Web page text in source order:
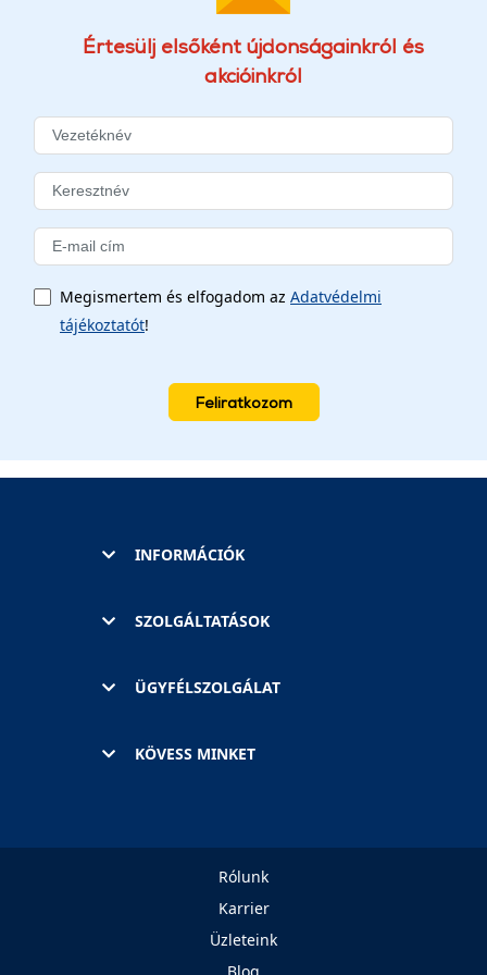
Értesülj elsőként újdonságainkról és
akcióinkról
Megismertem és elfogadom az Adatvédelmi
tájékoztatót!
Feliratkozom
INFORMÁCIÓK
SZOLGÁLTATÁSOK
ÜGYFÉLSZOLGÁLAT
KÖVESS MINKET
Rólunk
Karrier
Üzleteink